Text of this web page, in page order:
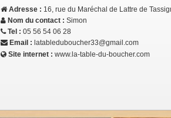
Adresse : 16, rue du Maréchal de Lattre de
Nom du contact : Simon
Tel : 05 56 54 06 28
Email : latableduboucher33@gmail.com
Site internet : www.la-table-du-boucher.com